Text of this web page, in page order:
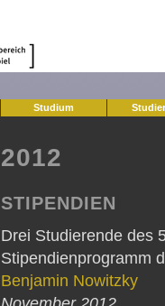
Studium
2012
STIPENDIEN
Drei Studierende des
Stipendienprogramm
Benjamin Nowitzky